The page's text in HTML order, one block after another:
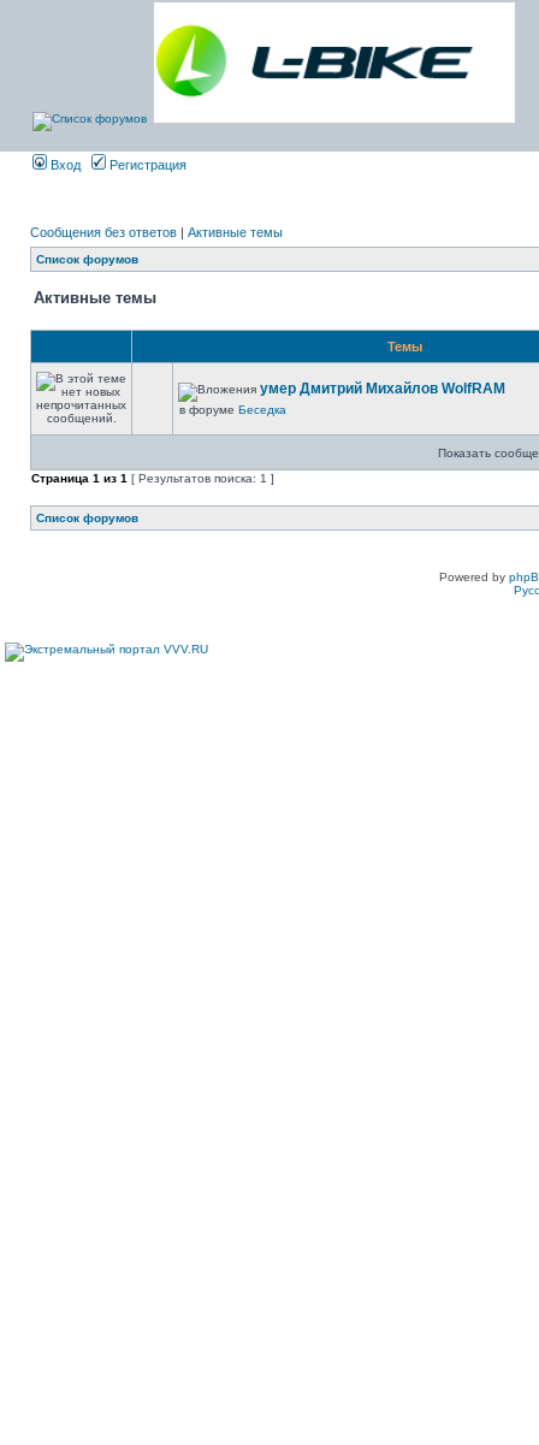
Вход Регистрация
Сообщения без ответов | Активные темы
Список форумов
Активные темы
Темы
умер Дмитрий Михайлов WolfRAM
в форуме Беседка
Показать
Страница 1 из 1 [ Результатов поиска: 1 ]
Список форумов
Powered by